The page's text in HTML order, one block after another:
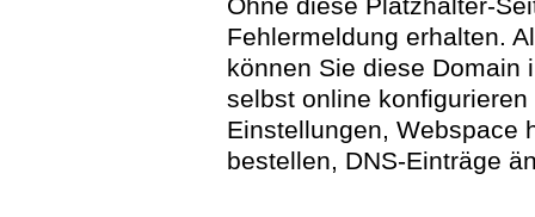
Fehlermeldung erhalten.
können Sie diese Domain
selbst online
Einstellungen, Webspace
bestellen, DNS-Einträge